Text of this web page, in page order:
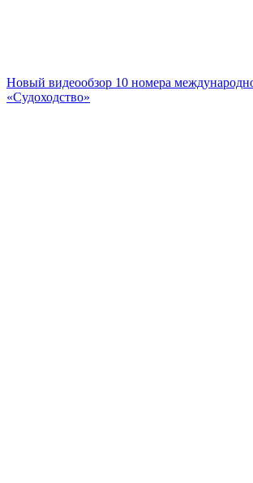
Новый видеообзор 10 номера
«Судоходство»